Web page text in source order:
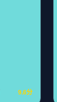
9.6分